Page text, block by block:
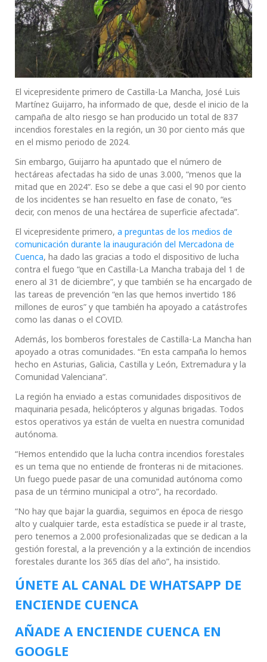
El vicepresidente primero de Castilla-La Mancha, José Luis
Martínez Guijarro, ha informado de que, desde el inicio de la
campaña de alto riesgo se han producido un total de 837
incendios forestales en la región, un 30 por ciento más que
en el mismo periodo de 2024.
Sin embargo, Guijarro ha apuntado que el número de
hectáreas afectadas ha sido de unas 3.000, “menos que la
mitad que en 2024”. Eso se debe a que casi el 90 por ciento
de los incidentes se han resuelto en fase de conato, “es
decir, con menos de una hectárea de superficie afectada”.
El vicepresidente primero, a preguntas de los medios de
comunicación durante la inauguración del Mercadona de
Cuenca, ha dado las gracias a todo el dispositivo de lucha
contra el fuego “que en Castilla-La Mancha trabaja del 1 de
enero al 31 de diciembre”, y que también se ha encargado de
las tareas de prevención “en las que hemos invertido 186
millones de euros” y que también ha apoyado a catástrofes
como las danas o el COVID.
Además, los bomberos forestales de Castilla-La Mancha han
apoyado a otras comunidades. “En esta campaña lo hemos
hecho en Asturias, Galicia, Castilla y León, Extremadura y la
Comunidad Valenciana”.
La región ha enviado a estas comunidades dispositivos de
maquinaria pesada, helicópteros y algunas brigadas. Todos
estos operativos ya están de vuelta en nuestra comunidad
autónoma.
“Hemos entendido que la lucha contra incendios forestales
es un tema que no entiende de fronteras ni de mitaciones.
Un fuego puede pasar de una comunidad autónoma como
pasa de un término municipal a otro”, ha recordado.
“No hay que bajar la guardia, seguimos en época de riesgo
alto y cualquier tarde, esta estadística se puede ir al traste,
pero tenemos a 2.000 profesionalizadas que se dedican a la
gestión forestal, a la prevención y a la extinción de incendios
forestales durante los 365 días del año”, ha insistido.
ÚNETE AL CANAL DE WHATSAPP DE
ENCIENDE CUENCA
AÑADE A ENCIENDE CUENCA EN
GOOGLE